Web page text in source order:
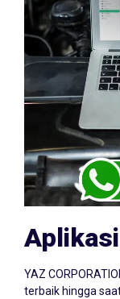
YAZ
terbaik hingga